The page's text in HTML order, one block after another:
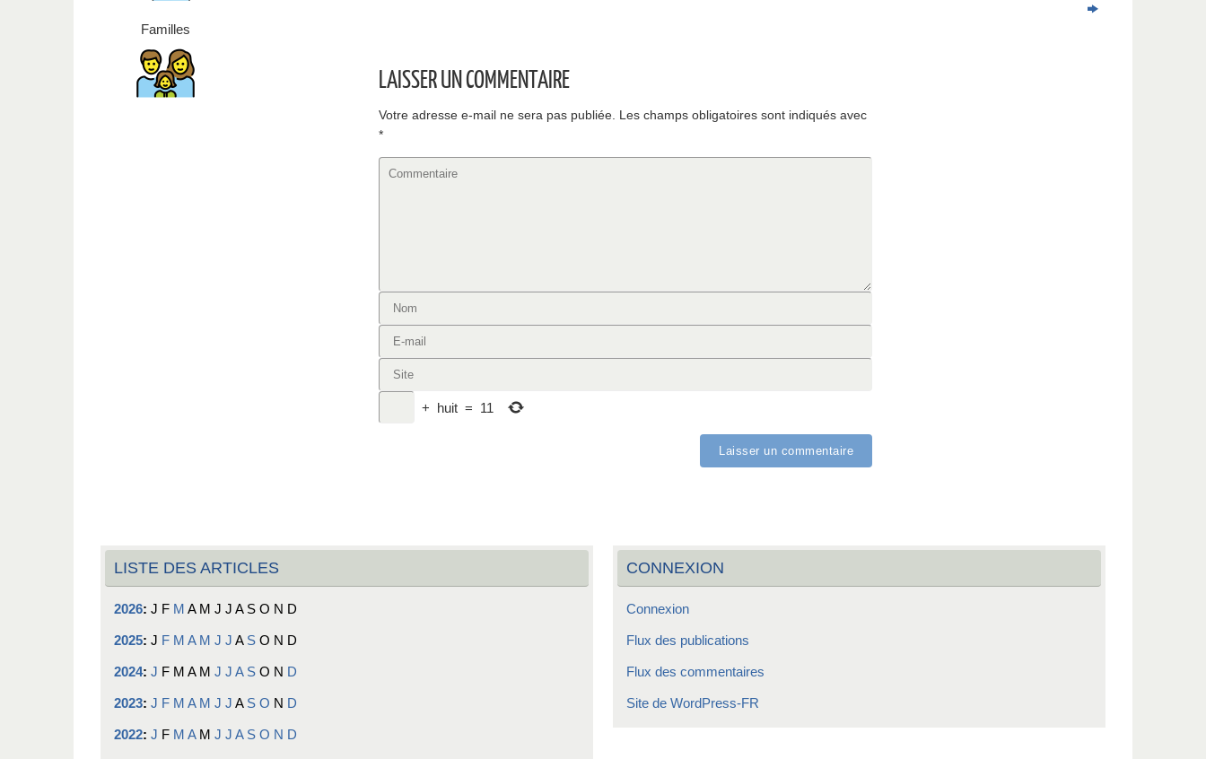
LAISSER UN COMMENTAIRE
Votre adresse e-mail ne sera pas publiée. Les champs obligatoires sont indiqués avec
*
+ huit = 11
Familles
LISTE DES ARTICLES
2026: J F M A M J J A S O N D
2025: J F M A M J J A S O N D
2024: J F M A M J J A S O N D
2023: J F M A M J J A S O N D
2022: J F M A M J J A S O N D
CONNEXION
Connexion
Flux des publications
Flux des commentaires
Site de WordPress-FR